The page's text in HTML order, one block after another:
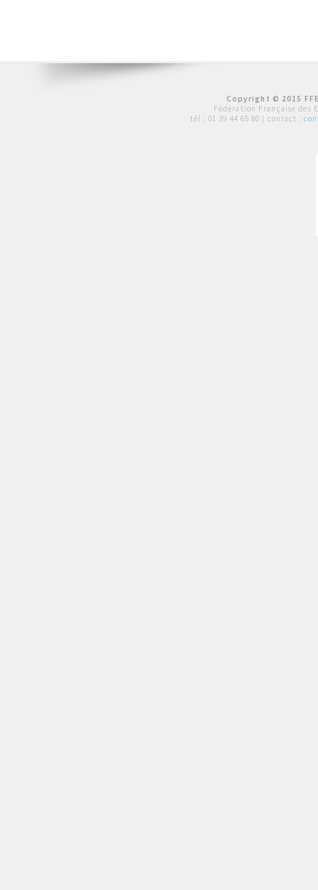
Copyright © 2015
Fédération Française des
tél : 01 39 44 65 80 | contact :